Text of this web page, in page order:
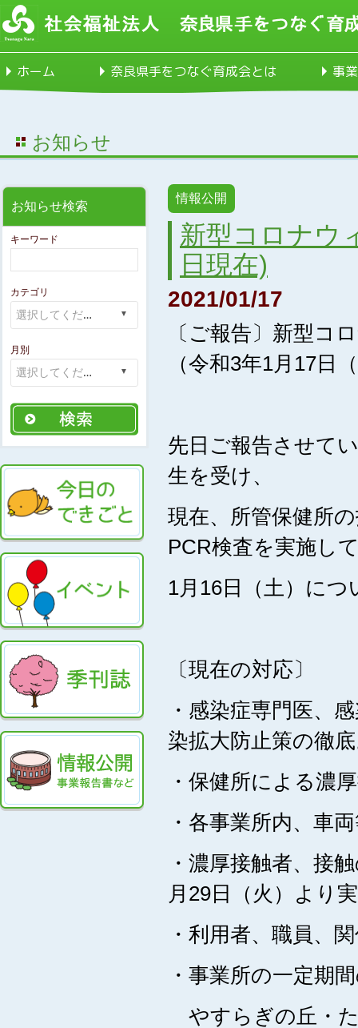
ホーム 奈良県手をつなぐ育成会とは 事
お知らせ
お知らせ検索
キーワード
カテゴリ
月別
情報公開
新型コロナウ
日現在)
2021/01/17
〔ご報告〕新型コ
（令和3年1月17日
先日ご報告させて
生を受け、
現在、所管保健所
PCR検査を実施し
1月16日（土）に
〔現在の対応〕
・感染症専門医、
染拡大防止策の徹
・保健所による濃
・各事業所内、車
・濃厚接触者、接
月29日（火）より
・利用者、職員、
・事業所の一定期
やすらぎの丘・